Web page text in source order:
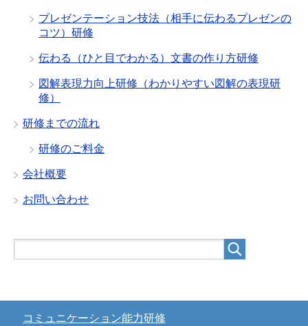
プレゼンテーション技法（相手に伝わるプレゼンの
コツ）研修
伝わる（ひと目でわかる）文書の作り方研修
図解表現力向上研修（わかりやすい図解の表現研
修）
研修までの流れ
研修のご料金
会社概要
お問い合わせ
コミュニケーション能力研修